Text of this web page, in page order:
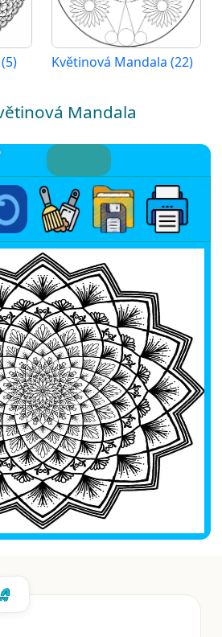
Květinová Mandala (22)
Mandala